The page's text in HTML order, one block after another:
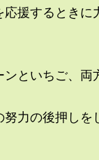
応援するときに
といちご、両
力の後押しを